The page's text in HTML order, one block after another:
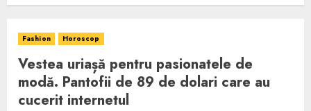
Fashion Horoscop
Vestea uriașă pentru pasionatele de
modă. Pantofii de 89 de dolari care au
cucerit internetul